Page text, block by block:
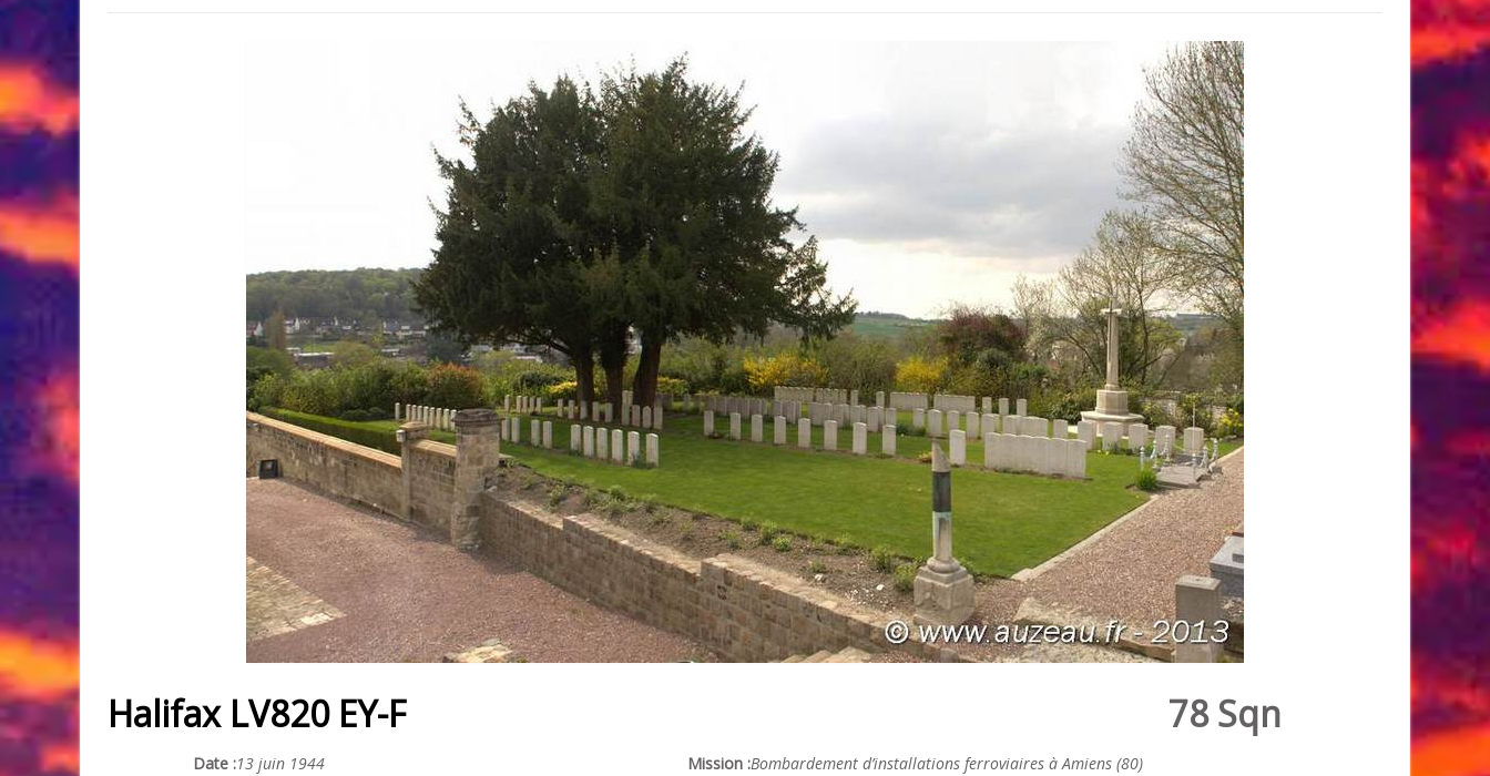
Halifax LV820 EY-F 78 Sqn
Date :13 juin 1944 Mission :Bombardement d’installations ferroviaires à Amiens (80)